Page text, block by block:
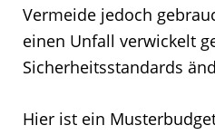
Vermeide jedoch
einen Unfall verwickelt
Sicherheitsstandards
Hier ist ein